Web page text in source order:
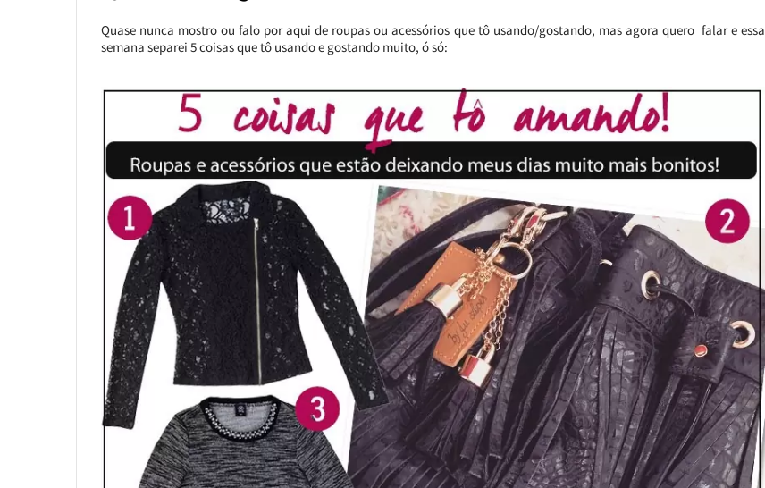
Quase nunca mostro ou falo por aqui de roupas ou acessórios que tô usando/gostando, mas agora quero falar e essa
semana separei 5 coisas que tô usando e gostando muito, ó só: